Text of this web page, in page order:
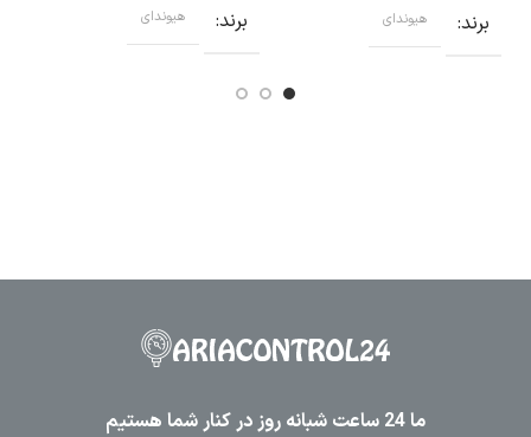
برند هیوندای برند هیوندای
ما 24 ساعت شبانه روز در کنار شما هستیم